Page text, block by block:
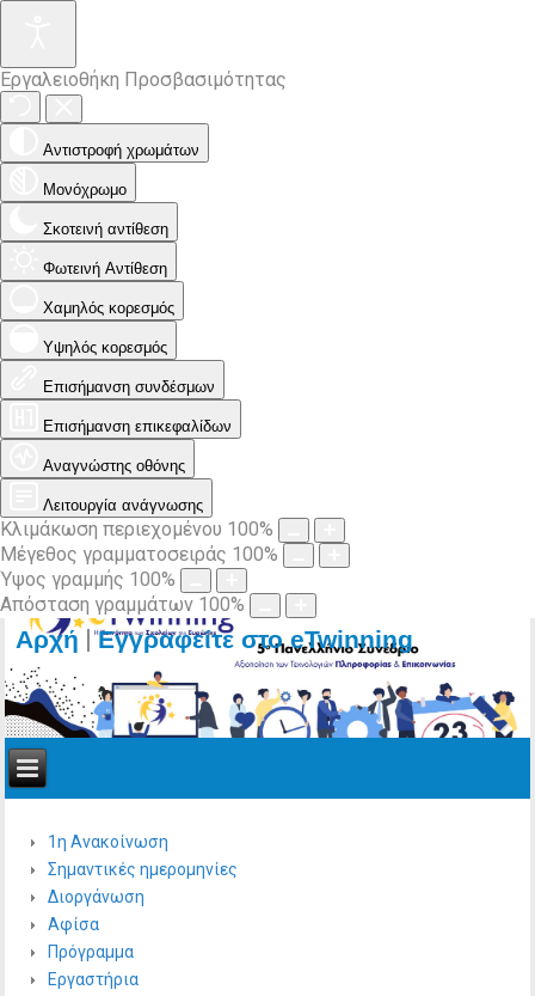
Εργαλειοθήκη Προσβασιμότητας
Αντιστροφή χρωμάτων
Μονόχρωμο
Σκοτεινή αντίθεση
Φωτεινή Αντίθεση
Χαμηλός κορεσμός
Υψηλός κορεσμός
Επισήμανση συνδέσμων
Επισήμανση επικεφαλίδων
Αναγνώστης οθόνης
Λειτουργία ανάγνωσης
Κλιμάκωση περιεχομένου 100%
Μέγεθος γραμματοσειράς 100%
Ύψος γραμμής 100%
Απόσταση γραμμάτων 100%
Αρχή|Εγγραφείτε στο eTwinning
1η Ανακοίνωση
Σημαντικές ημερομηνίες
Διοργάνωση
Αφίσα
Πρόγραμμα
Εργαστήρια